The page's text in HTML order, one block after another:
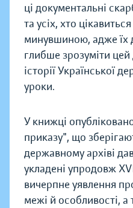
ці документальні
та усіх, хто
минувшиною, адже їх
глибше зрозуміти
історії Української
уроки.
У книжці
приказу", що
державному архіві
укладені упродовж
вичерпне уявлення
межі й особливості, а